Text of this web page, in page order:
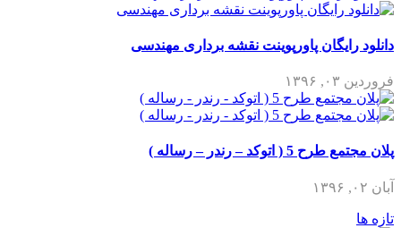
دانلود رایگان پاورپوینت نقشه برداری مهندسی
فروردین ۰۳, ۱۳۹۶
پلان مجتمع طرح 5 ( اتوکد – رندر – رساله )
آبان ۰۲, ۱۳۹۶
تازه ها